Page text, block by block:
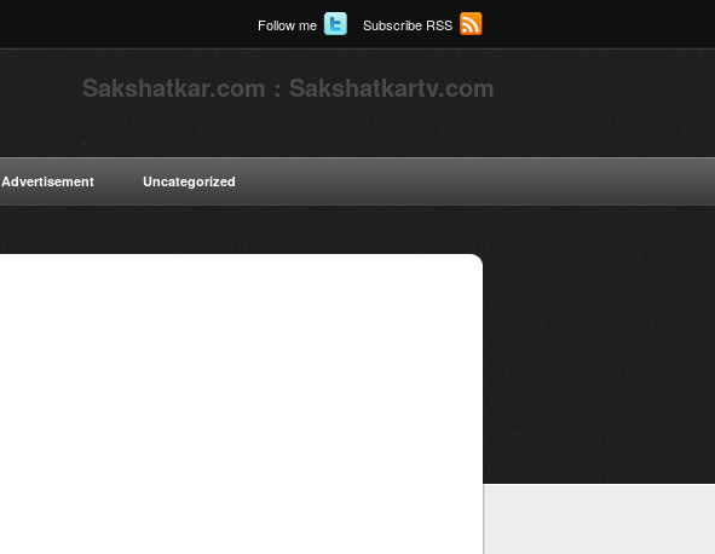
Follow me Subscribe RSS
Sakshatkar.com : Sakshatkartv.com
Advertisement Uncategorized